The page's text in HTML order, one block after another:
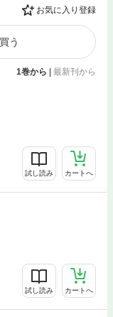
お気に入り登録
う
1巻から | 最新刊から
試し読み カートへ
試し読み カートへ